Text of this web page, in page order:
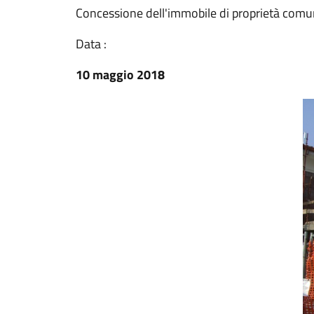
Concessione dell'immobile di proprietà
Data :
10 maggio 2018